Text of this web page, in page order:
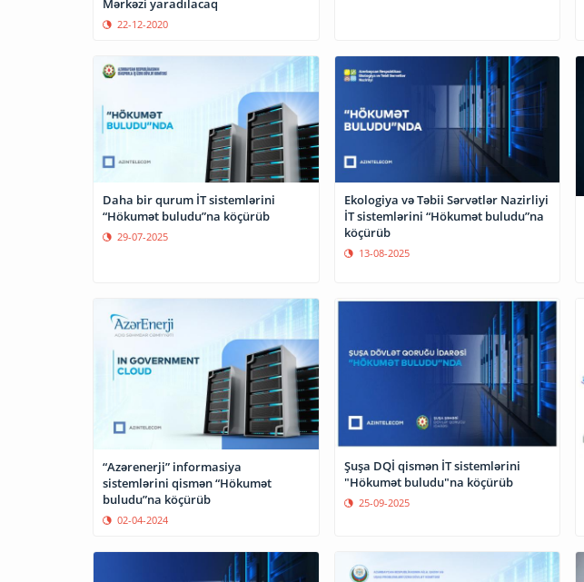
Mərkəzi yaradılacaq
22-12-2020
Daha bir qurum İT sistemlərini
“Hökumət buludu”na köçürüb
29-07-2025
Ekologiya və Təbii Sərvətlər Nazirliyi
İT sistemlərini “Hökumət buludu”na
köçürüb
13-08-2025
“Azərenerji” informasiya
sistemlərini qismən “Hökumət
buludu”na köçürüb
02-04-2024
Şuşa DQİ qismən İT sistemlərini
"Hökumət buludu"na köçürüb
25-09-2025